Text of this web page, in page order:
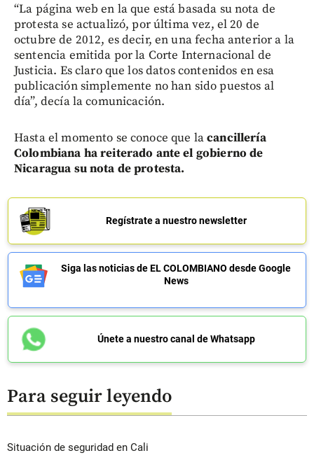
“La página web en la que está basada su nota de
protesta se actualizó, por última vez, el 20 de
octubre de 2012, es decir, en una fecha anterior a la
sentencia emitida por la Corte Internacional de
Justicia. Es claro que los datos contenidos en esa
publicación simplemente no han sido puestos al
día”, decía la comunicación.
Hasta el momento se conoce que lacancillería
Colombiana ha reiterado ante el gobierno de
Nicaragua su nota de protesta.
Regístrate a nuestro newsletter
Siga las noticias de EL COLOMBIANO desde Google
News
Únete a nuestro canal de Whatsapp
Para seguir leyendo
Situación de seguridad en Cali